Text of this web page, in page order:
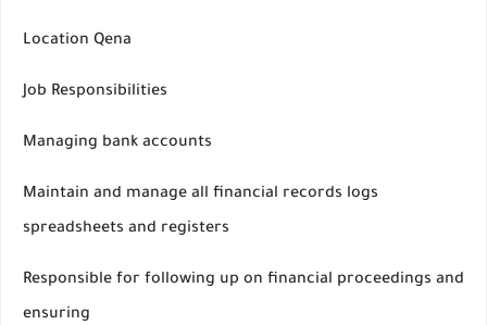
Location Qena
Job Responsibilities
Managing bank accounts
Maintain and manage all financial records logs
spreadsheets and registers
Responsible for following up on financial proceedings and
ensuring